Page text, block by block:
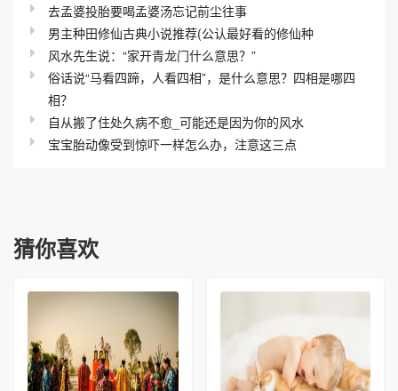
去孟婆投胎要喝孟婆汤忘记前尘往事
男主种田修仙古典小说推荐(公认最好看的修仙种
风水先生说：“家开青龙门什么意思？”
俗话说“马看四蹄，人看四相”，是什么意思？四相是哪四
相？
自从搬了住处久病不愈_可能还是因为你的风水
宝宝胎动像受到惊吓一样怎么办，注意这三点
猜你喜欢